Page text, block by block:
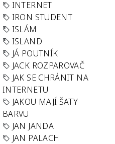
INTERNET
IRON STUDENT
ISLÁM
ISLAND
JÁ POUTNÍK
JACK ROZPAROVAČ
JAK SE CHRÁNIT NA
INTERNETU
JAKOU MAJÍ ŠATY
BARVU
JAN JANDA
JAN PALACH